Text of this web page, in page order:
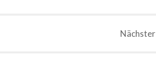
Nächster